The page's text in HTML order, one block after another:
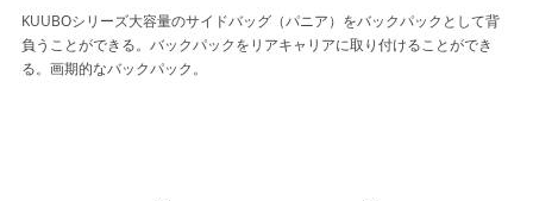
KUUBOシリーズ大容量のサイドバッグ（パニア）をバックパックとして背
負うことができる。バックパックをリアキャリアに取り付けることができ
る。画期的なバックパック。